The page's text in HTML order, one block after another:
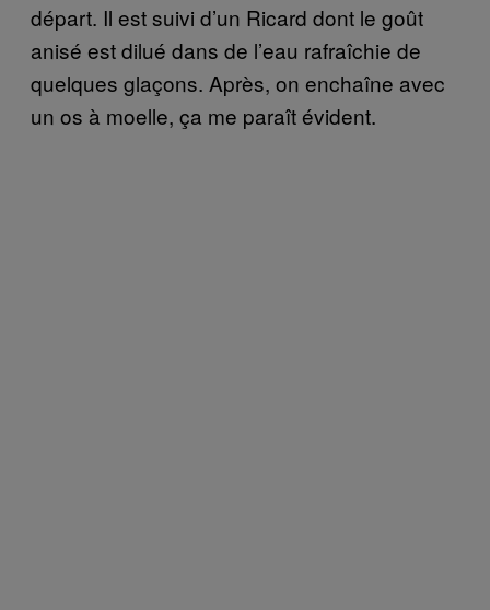
départ. Il est suivi d’un Ricard dont le goût
anisé est dilué dans de l’eau rafraîchie de
quelques glaçons. Après, on enchaîne avec
un os à moelle, ça me paraît évident.